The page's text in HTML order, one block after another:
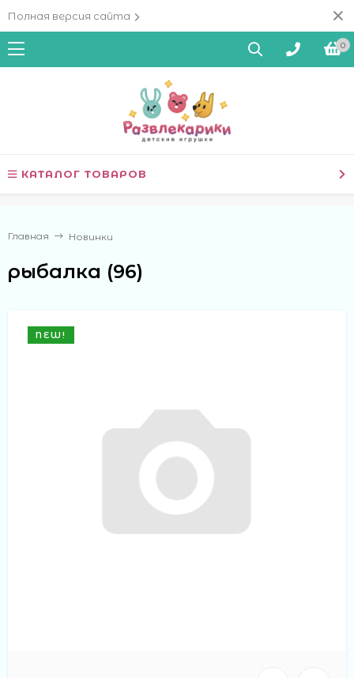
Полная версия сайта
0
КАТАЛОГ ТОВАРОВ
Главная Новинки
рыбалка (96)
NEW!